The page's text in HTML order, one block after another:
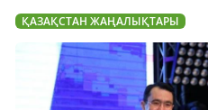
ҚАЗАҚСТАН ЖАҢАЛЫҚТАРЫ